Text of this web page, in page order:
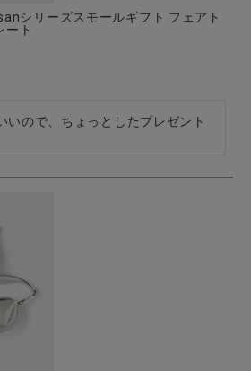
シリーズスモールギフト フェアト
ート
いので、ちょっとしたプレゼント